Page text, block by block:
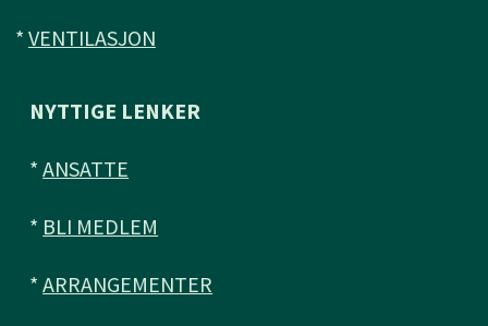
* VENTILASJON
NYTTIGE LENKER
*ANSATTE
* BLI MEDLEM
*ARRANGEMENTER